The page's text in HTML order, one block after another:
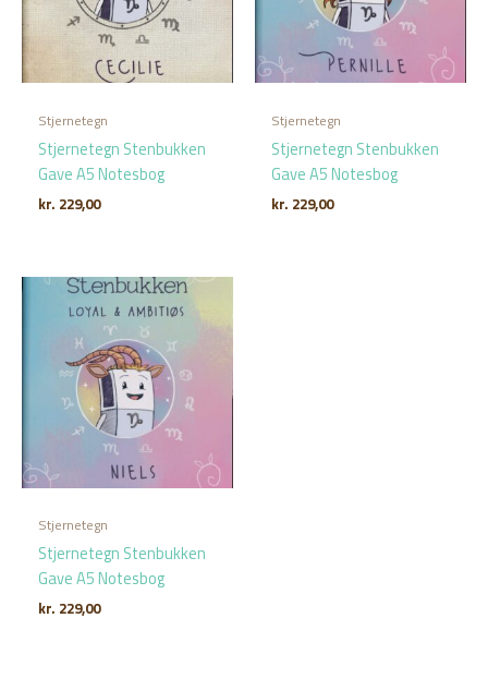
Stjernetegn
Stjernetegn Stenbukken
Gave A5 Notesbog
kr. 229,00
Stjernetegn
Stjernetegn Stenbukken
Gave A5 Notesbog
kr. 229,00
Stjernetegn
Stjernetegn Stenbukken
Gave A5 Notesbog
kr. 229,00